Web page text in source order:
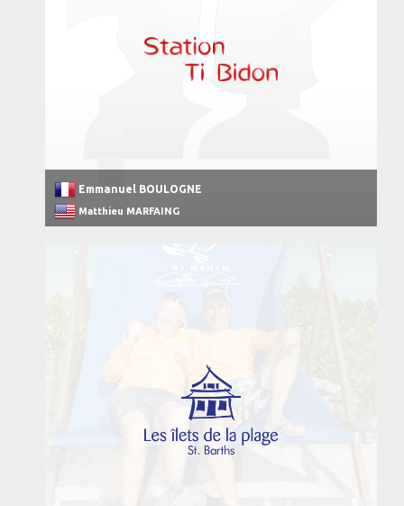
Emmanuel BOULOGNE
Matthieu MARFAING